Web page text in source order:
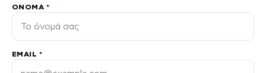
ΌΝΟΜΑ *
EMAIL *